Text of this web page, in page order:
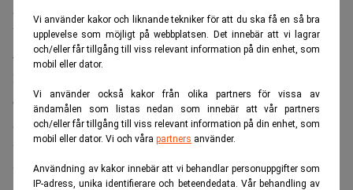
Vi använder kakor och liknande tekniker för att du ska få en så bra
upplevelse som möjligt på webbplatsen. Det innebär att vi lagrar
och/eller får tillgång till viss relevant information på din enhet, som
mobil eller dator.
Vi använder också kakor från olika partners för vissa av
ändamålen som listas nedan som innebär att vår partners
och/eller får tillgång till viss relevant information på din enhet, som
mobil eller dator. Vi och våra partners använder.
Användning av kakor innebär att vi behandlar personuppgifter som
IP-adress, unika identifierare och beteendedata. Vår behandling av
annorlunda inställning än mitt parti.
Vad anser du om att tillåta lägre minimilöner?
– Vi kommer ändå aldrig att kunna konkurrera med
oss om vi ska konkurrera med Kina? Bättre än att
acceptera lägre löner inom industrin är att satsa på
utbildning så att de som förlorar jobbet istället kan gå över
till en expansiv tjänstesektor.